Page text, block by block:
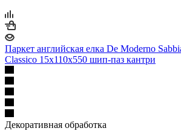
Паркет английская елка De Moderno
Classico 15х110х550 шип-паз кантри
Декоративная обработка